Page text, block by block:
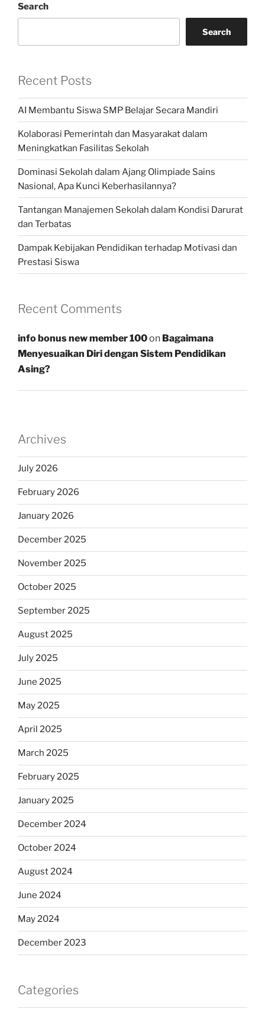
Search
Search
Recent Posts
AI Membantu Siswa SMP Belajar Secara Mandiri
Kolaborasi Pemerintah dan Masyarakat dalam
Meningkatkan Fasilitas Sekolah
Dominasi Sekolah dalam Ajang Olimpiade Sains
Nasional, Apa Kunci Keberhasilannya?
Tantangan Manajemen Sekolah dalam Kondisi Darurat
dan Terbatas
Dampak Kebijakan Pendidikan terhadap Motivasi dan
Prestasi Siswa
Recent Comments
info bonus new member 100on Bagaimana
Menyesuaikan Diri dengan Sistem Pendidikan
Asing?
Archives
July 2026
February 2026
January 2026
December 2025
November 2025
October 2025
September 2025
August 2025
July 2025
June 2025
May 2025
April 2025
March 2025
February 2025
January 2025
December 2024
October 2024
August 2024
June 2024
May 2024
December 2023
Categories